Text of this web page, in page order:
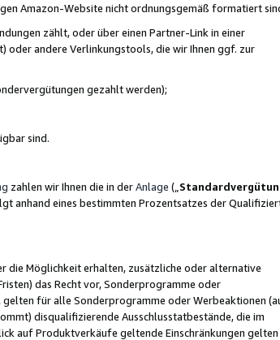
Amazon-Website nicht ordnungsgemäß formatiert
zählt, oder über einen Partner-Link in einer
oder andere Verlinkungstools, die wir Ihnen ggf. zur
gezahlt werden);
sind.
zahlen wir Ihnen die in derAnlage („
anhand eines bestimmten Prozentsatzes der
die Möglichkeit erhalten, zusätzliche oder alternative
das Recht vor, Sonderprogramme oder
für alle Sonderprogramme oder Werbeaktionen
disqualifizierende Ausschlusstatbestände, die im
auf Produktverkäufe geltende Einschränkungen gelten